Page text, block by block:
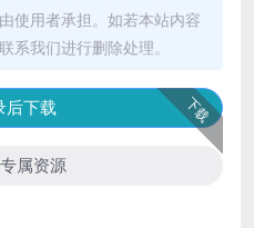
使用者承担。如若本站内容
系我们进行删除处理。
下载
后下载
属资源